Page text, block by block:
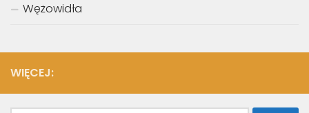
Wężowidła
WIĘCEJ: